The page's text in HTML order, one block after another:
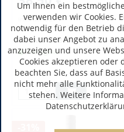
inkl. MwSt.
0.75 Liter(51,33 € / 1 Liter)
Art.-Nr.:100301
Verfügbar
Um Ihnen ein
verwenden wir Cookies.
notwendig für den Betrieb
dabei unser Angebot zu
anzuzeigen und unsere
Cookies akzeptieren
beachten Sie, dass auf
nicht mehr alle
stehen. Weitere